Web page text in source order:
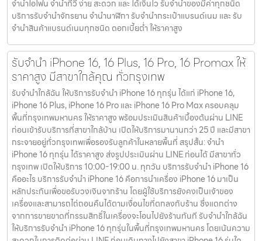
จำนำไอโฟน จำนำทีวี ง่าย สะดวก และ ได้เงินไว รับจำนำของมีค่าทุกชนิด
บริการรับจำนำจักรยาน จำนำนาฬิกา รับจำนำกระเป๋าแบรนด์เนม และ รับ
จำนำสินค้าแบรนด์เนมทุกชนิด ดอกเบี้ยต่ำ ให้ราคาสูง
รับจำนำ iPhone 16, 16 Plus, 16 Pro, 16 Promax ให้
ราคาสูง มีสาขาใกล้คุณ ทั่วกรุงเทพ
รับจำนำใกล้ฉัน ให้บริการรับจำนำ iPhone 16 ทุกรุ่น ได้แก่ iPhone 16,
iPhone 16 Plus, iPhone 16 Pro และ iPhone 16 Pro Max ครอบคลุม
พื้นที่กรุงเทพมหานคร ให้ราคาสูง พร้อมประเมินสินค้าเบื้องต้นผ่าน LINE
ก่อนเข้ารับบริการที่สาขาใกล้บ้าน เปิดให้บริการมานานกว่า 25 ปี และมีสาขา
กระจายอยู่ทั่วกรุงเทพเพื่อรองรับลูกค้าในหลายพื้นที่ สรุปสั้น: จำนำ
iPhone 16 ทุกรุ่น ได้ราคาสูง ส่งรูปประเมินผ่าน LINE ก่อนได้ มีสาขาทั่ว
กรุงเทพ เปิดให้บริการ 10:00-19:00 น. ทุกวัน บริการรับจำนำ iPhone 16
คืออะไร บริการรับจำนำ iPhone 16 คือการนำเครื่อง iPhone 16 มาเป็น
หลักประกันเพื่อขอรับวงเงินจากร้าน โดยผู้ใช้บริการยังคงเป็นเจ้าของ
เครื่องและสามารถไถ่ถอนคืนได้ตามเงื่อนไขที่ตกลงกับร้าน ซึ่งแตกต่าง
จากการขายขาดที่กรรมสิทธิ์ในเครื่องจะโอนไปยังร้านทันที รับจำนำใกล้ฉัน
ให้บริการรับจำนำ iPhone 16 ทุกรุ่นในพื้นที่กรุงเทพมหานคร โดยเน้นความ